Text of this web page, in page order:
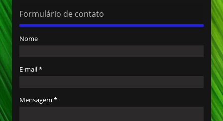
Formulário de contato
Nome
E-mail*
Mensagem *